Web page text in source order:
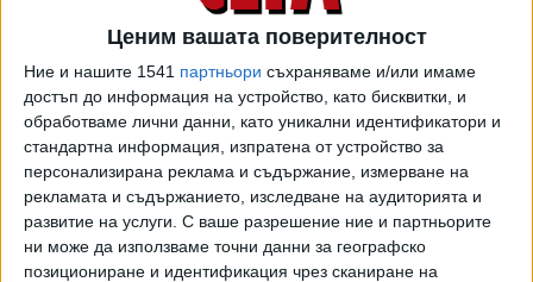
Ценим вашата поверителност
Ние и нашите 1541 партньори съхраняваме и/или имаме
достъп до информация на устройство, като бисквитки, и
обработваме лични данни, като уникални идентификатори и
стандартна информация, изпратена от устройство за
персонализирана реклама и съдържание, измерване на
рекламата и съдържанието, изследване на аудиторията и
развитие на услуги. С ваше разрешение ние и партньорите
ни може да използваме точни данни за географско
позициониране и идентификация чрез сканиране на
на вашата обективност и справедливост, каза Вълчев.
Прокурор Милен Ютеров от Софийската градска
прокуратура заяви, че са спазени изискванията на закона
за политическите партии. Не съществуват пречки да
бъде вписана „Прогресивна България“ като политическа
партия в регистъра на политическите партии, посочи
той.
Съдът има 14 дни да се произнесе.